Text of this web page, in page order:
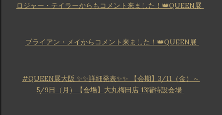
ロジャー・テイラーからもコメント来ました！👑QUEEN展
ブライアン・メイからコメント来ました！👑QUEEN展
#QUEEN展大阪 ✨✨詳細発表✨✨ 【会期】3/11（金）～
5/9日（月）【会場】大丸梅田店 13階特設会場